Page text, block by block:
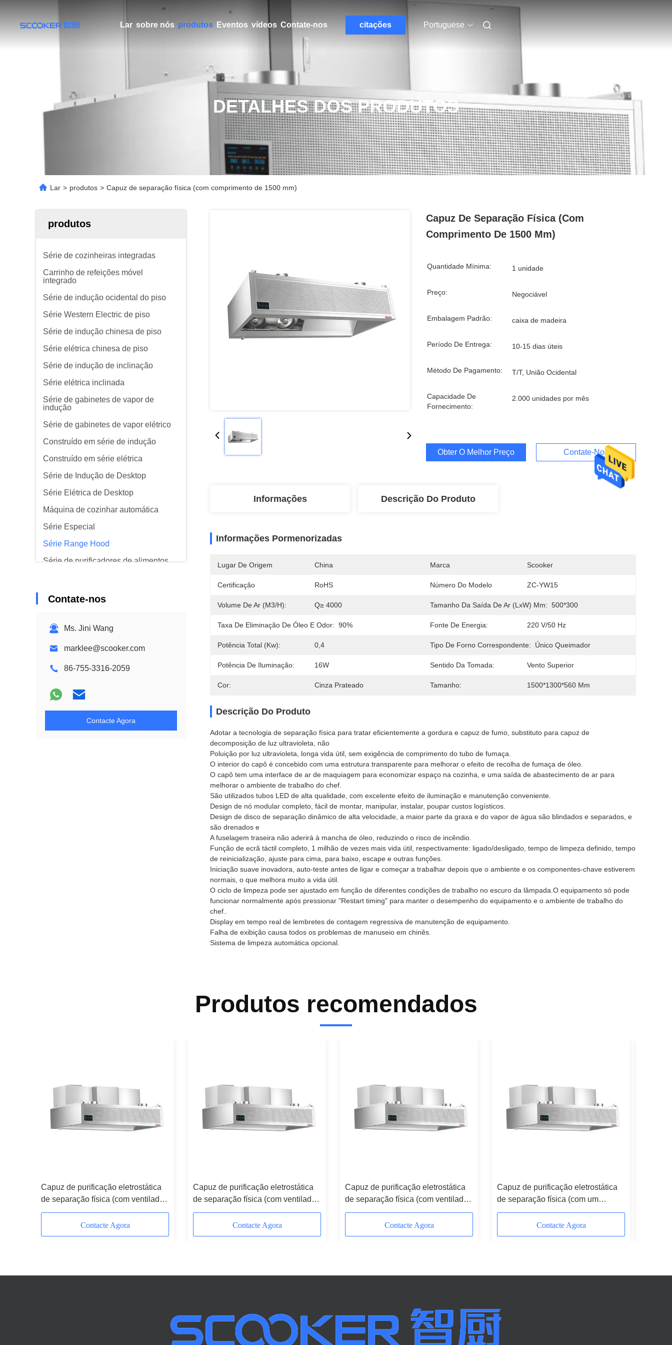
Lar sobre nós produtos Eventos vídeos Contate-nos citações Portuguese
DETALHES DOS PRODUTOS
Lar > produtos > Capuz de separação física (com comprimento de 1500 mm)
produtos
Série de cozinheiras integradas
Carrinho de refeições móvel
integrado
Série de indução ocidental do piso
Série Western Electric de piso
Série de indução chinesa de piso
Série elétrica chinesa de piso
Série de indução de inclinação
Série elétrica inclinada
Série de gabinetes de vapor de
indução
Série de gabinetes de vapor elétrico
Construído em série de indução
Construído em série elétrica
Série de Indução de Desktop
Série Elétrica de Desktop
Máquina de cozinhar automática
Série Especial
Série Range Hood
Série de purificadores de alimentos
Contate-nos
Ms. Jini Wang
marklee@scooker.com
86-755-3316-2059
Contacte Agora
Capuz De Separação Física (com
Comprimento De 1500 Mm)
Quantidade Mínima: 1 unidade
Preço: Negociável
Embalagem Padrão: caixa de madeira
Período De Entrega: 10-15 dias úteis
Método De Pagamento: T/T, União Ocidental
Capacidade De
Fornecimento:
2.000 unidades por mês
Obter O Melhor Preço Contate-Nos
Informações Descrição Do Produto
Informações Pormenorizadas
Lugar De Origem China Marca Scooker
Certificação RoHS Número Do Modelo ZC-YW15
Volume De Ar (m3/h): Q≥ 4000 Tamanho Da Saída De Ar (LxW) Mm: 500*300
Taxa De Eliminação De Óleo E Odor: 90% Fonte De Energia: 220 V/50 Hz
Potência Total (Kw): 0,4 Tipo De Forno Correspondente: Único Queimador
Potência De Iluminação: 16W Sentido Da Tomada: Vento Superior
Cor: Cinza Prateado Tamanho: 1500*1300*560 Mm
Descrição Do Produto
Adotar a tecnologia de separação física para tratar eficientemente a gordura e capuz de fumo, substituto para capuz de
decomposição de luz ultravioleta, não
Poluição por luz ultravioleta, longa vida útil, sem exigência de comprimento do tubo de fumaça.
O interior do capô é concebido com uma estrutura transparente para melhorar o efeito de recolha de fumaça de óleo.
O capô tem uma interface de ar de maquiagem para economizar espaço na cozinha, e uma saída de abastecimento de ar para
melhorar o ambiente de trabalho do chef.
São utilizados tubos LED de alta qualidade, com excelente efeito de iluminação e manutenção conveniente.
Design de nó modular completo, fácil de montar, manipular, instalar, poupar custos logísticos.
Design de disco de separação dinâmico de alta velocidade, a maior parte da graxa e do vapor de água são blindados e separados, e
são drenados e
A fuselagem traseira não aderirá à mancha de óleo, reduzindo o risco de incêndio.
Função de ecrã táctil completo, 1 milhão de vezes mais vida útil, respectivamente: ligado/desligado, tempo de limpeza definido, tempo
de reinicialização, ajuste para cima, para baixo, escape e outras funções.
Iniciação suave inovadora, auto-teste antes de ligar e começar a trabalhar depois que o ambiente e os componentes-chave estiverem
normais, o que melhora muito a vida útil.
O ciclo de limpeza pode ser ajustado em função de diferentes condições de trabalho no escuro da lâmpada.O equipamento só pode
funcionar normalmente após pressionar "Restart timing" para manter o desempenho do equipamento e o ambiente de trabalho do
chef..
Display em tempo real de lembretes de contagem regressiva de manutenção de equipamento.
Falha de exibição causa todos os problemas de manuseio em chinês.
Sistema de limpeza automática opcional.
Produtos recomendados
Capuz de purificação eletrostática
de separação física (com ventilador
de comprimento 2400 mm)
Contacte Agora
Capuz de purificação eletrostática
de separação física (com ventilador
de 2200 mm de comprimento)
Contacte Agora
Capuz de purificação eletrostática
de separação física (com ventilador
de comprimento de 2000 mm)
Contacte Agora
Capuz de purificação eletrostática
de separação física (com um
ventilador de 1800 mm de
comprimento)Contacte Agora